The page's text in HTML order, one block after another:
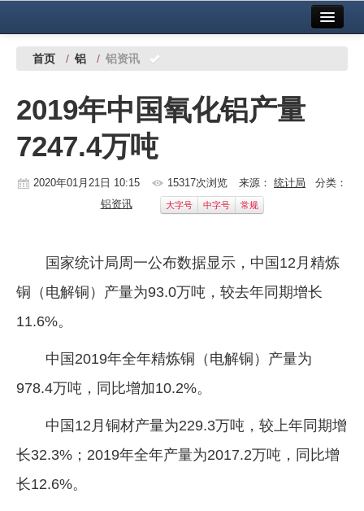
中国有色金属报社主办 广告服务
铜镍铅锌
铝
稀有稀土
镁钛
地矿 建设
党建工作
企业文化
《资源再生》杂志
行情报价
数字报
首页 / 铝 / 铝资讯
2019年中国氧化铝产量
7247.4万吨
2020年01月21日 10:15 15317次浏览 来源： 统计局 分类：
铝资讯
大字号 中字号 常规
国家统计局周一公布数据显示，中国12月精炼
铜（电解铜）产量为93.0万吨，较去年同期增长
11.6%。
中国2019年全年精炼铜（电解铜）产量为
978.4万吨，同比增加10.2%。
中国12月铜材产量为229.3万吨，较上年同期增
长32.3%；2019年全年产量为2017.2万吨，同比增
长12.6%。